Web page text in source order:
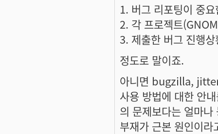
1. 버그 리포팅이 중
2. 각 프로젝트
3. 제출한 버그 진행
정도로 말이죠.
아니면 bugzilla,
사용 방법에 대한 안
의 문제보다는 얼마
부재가 근본 원인이라